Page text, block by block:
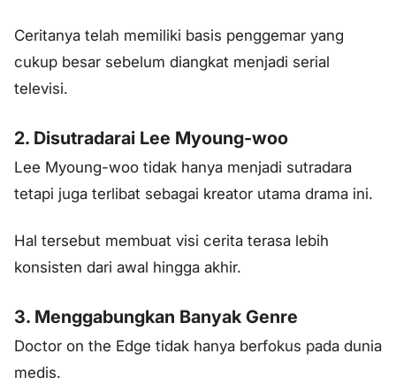
Ceritanya telah memiliki basis penggemar yang
cukup besar sebelum diangkat menjadi serial
televisi.
2. Disutradarai Lee Myoung-woo
Lee Myoung-woo tidak hanya menjadi sutradara
tetapi juga terlibat sebagai kreator utama drama ini.
Hal tersebut membuat visi cerita terasa lebih
konsisten dari awal hingga akhir.
3. Menggabungkan Banyak Genre
Doctor on the Edge tidak hanya berfokus pada dunia
medis.